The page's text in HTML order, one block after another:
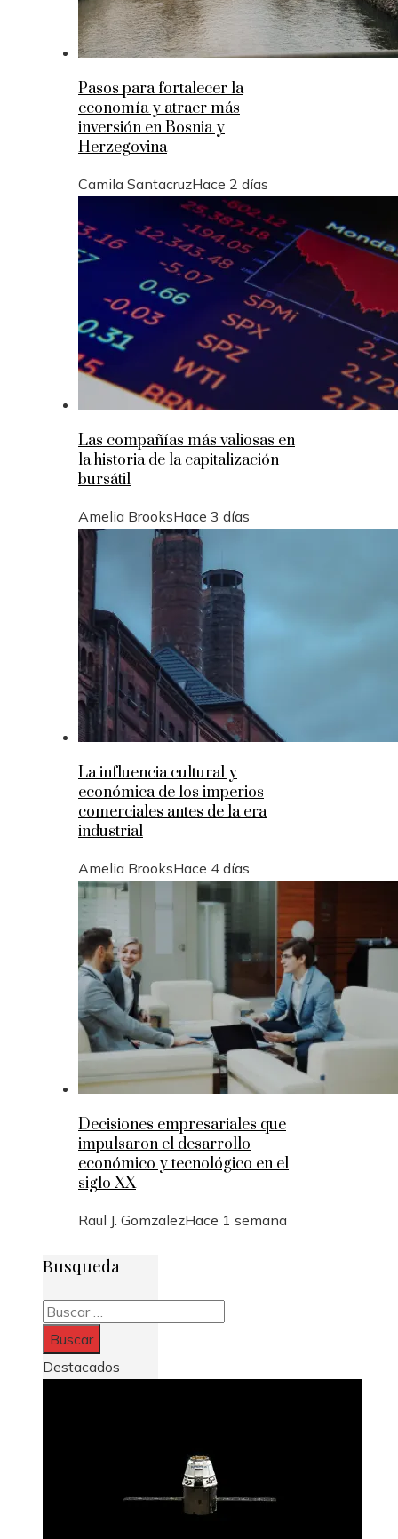
Pasos para fortalecer la
economía y atraer más
inversión en Bosnia y
Herzegovina
Camila SantacruzHace 2 días
Las compañías más valiosas en
la historia de la capitalización
bursátil
Amelia BrooksHace 3 días
La influencia cultural y
económica de los imperios
comerciales antes de la era
industrial
Amelia BrooksHace 4 días
Decisiones empresariales que
impulsaron el desarrollo
económico y tecnológico en el
siglo XX
Raul J. GomzalezHace 1 semana
Busqueda
Buscar:
Destacados